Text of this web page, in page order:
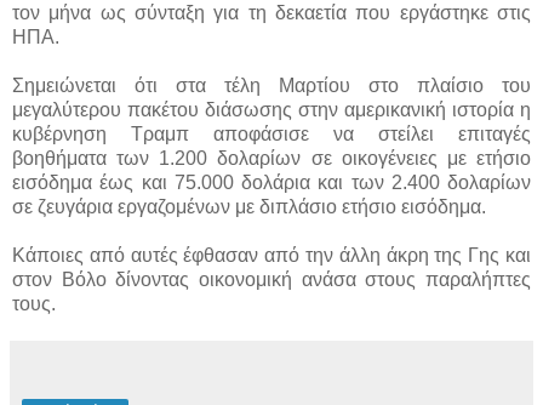
τον μήνα ως σύνταξη για τη δεκαετία που εργάστηκε στις
ΗΠΑ.
Σημειώνεται ότι στα τέλη Μαρτίου στο πλαίσιο του
μεγαλύτερου πακέτου διάσωσης στην αμερικανική ιστορία η
κυβέρνηση Τραμπ αποφάσισε να στείλει επιταγές
βοηθήματα των 1.200 δολαρίων σε οικογένειες με ετήσιο
εισόδημα έως και 75.000 δολάρια και των 2.400 δολαρίων
σε ζευγάρια εργαζομένων με διπλάσιο ετήσιο εισόδημα.
Κάποιες από αυτές έφθασαν από την άλλη άκρη της Γης και
στον Βόλο δίνοντας οικονομική ανάσα στους παραλήπτες
τους.